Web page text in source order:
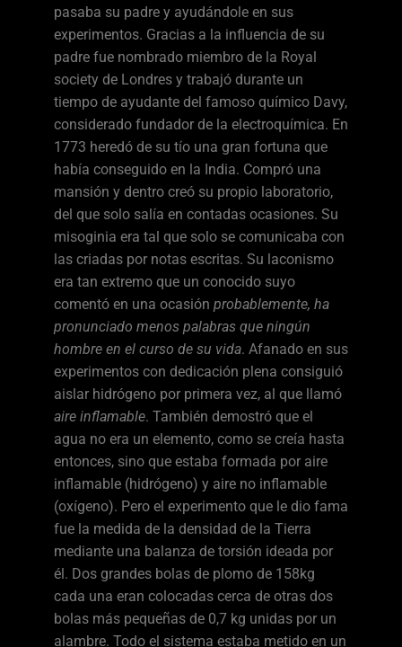
pasaba su padre y ayudándole en sus
experimentos. Gracias a la influencia de su
padre fue nombrado miembro de la Royal
society de Londres y trabajó durante un
tiempo de ayudante del famoso químico Davy,
considerado fundador de la electroquímica. En
1773 heredó de su tío una gran fortuna que
había conseguido en la India. Compró una
mansión y dentro creó su propio laboratorio,
del que solo salía en contadas ocasiones. Su
misoginia era tal que solo se comunicaba con
las criadas por notas escritas. Su laconismo
era tan extremo que un conocido suyo
comentó en una ocasión probablemente, ha
pronunciado menos palabras que ningún
hombre en el curso de su vida. Afanado en sus
experimentos con dedicación plena consiguió
aislar hidrógeno por primera vez, al que llamó
aire inflamable. También demostró que el
agua no era un elemento, como se creía hasta
entonces, sino que estaba formada por aire
inflamable (hidrógeno) y aire no inflamable
(oxígeno). Pero el experimento que le dio fama
fue la medida de la densidad de la Tierra
mediante una balanza de torsión ideada por
él. Dos grandes bolas de plomo de 158kg
cada una eran colocadas cerca de otras dos
bolas más pequeñas de 0,7 kg unidas por un
alambre. Todo el sistema estaba metido en un